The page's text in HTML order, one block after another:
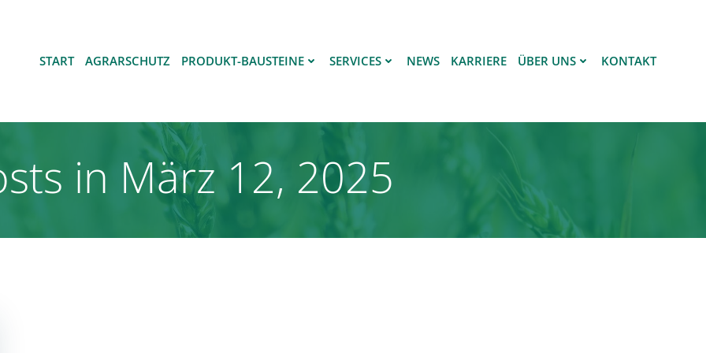
START AGRARSCHUTZ PRODUKT-BAUSTEINE SERVICES NEWS KARRIERE ÜBER UNS KONTAKT
in März 12, 2025